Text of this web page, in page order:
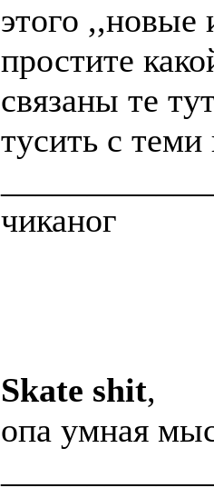
этого ,,новые
простите
связаны те
тусить с теми
чиканог
Skate shit,
опа умная